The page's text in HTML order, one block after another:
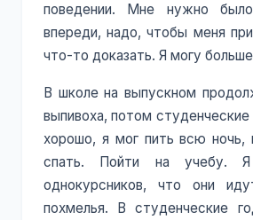
поведении. Мне нужно
впереди, надо, чтобы меня
что-то доказать. Я могу
В школе на выпускном
выпивоха, потом
хорошо, я мог пить всю ночь,
спать. Пойти на учебу. Я
однокурсников, что они
похмелья. В студенческие